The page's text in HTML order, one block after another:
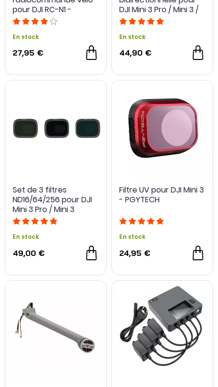
pour DJI RC-N1 -
Sunnylife
En stock
27,95 €
DJI Mini 3 Pro / Mini 3 /
Mini 4 Pro
En stock
44,90 €
Set de 3 filtres
ND16/64/256 pour DJI
Mini 3 Pro / Mini 3
En stock
49,00 €
Filtre UV pour DJI Mini 3
- PGYTECH
En stock
24,95 €